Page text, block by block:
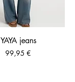
YAYA jeans
Prix
99,95 €